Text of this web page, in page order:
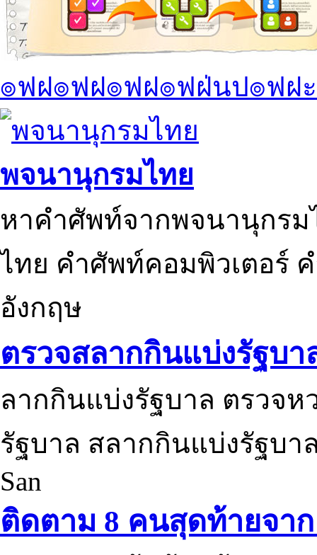
๏ฟฝ๏ฟฝ๏ฟฝ๏ฟฝ่นป๏ฟฝ
พจนานุกรมไทย
หาคำศัพท์จากพจนานุกรม
ไทย คำศัพท์คอมพิวเตอร์
อังกฤษ
ตรวจสลากกินแบ่งรัฐบา
ลากกินแบ่งรัฐบาล ตรวจ
รัฐบาล สลากกินแบ่งรัฐบา
San
ติดตาม 8 คนสุดท้ายจาก